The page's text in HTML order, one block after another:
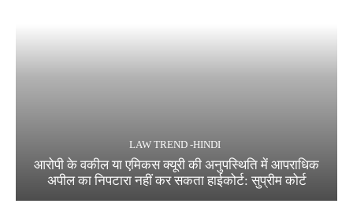
LAW TREND -HINDI
आरोपी के वकील या एमिकस क्यूरी की अनुपस्थिति में आपराधिक
अपील का निपटारा नहीं कर सकता हाईकोर्ट: सुप्रीम कोर्ट